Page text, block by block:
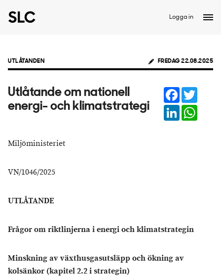
Logga in
UTLÅTANDEN FREDAG 22.08.2025
Utlåtande om nationell
energi- och klimatstrategi
Facebook
LinkedIn
Miljöministeriet
VN/1046/2025
UTLÅTANDE
Frågor om riktlinjerna i energi och klimatstrategin
Minskning av växthusgasutsläpp och ökning av
kolsänkor (kapitel 2.2 i strategin)